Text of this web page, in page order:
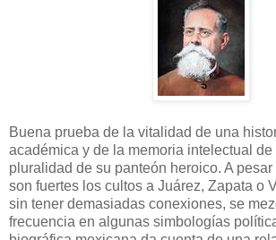
Buena prueba de la vitalidad de una
académica y de la memoria intelectual de
pluralidad de su panteón heroico. A
son fuertes los cultos a Juárez, Zapata o
sin tener demasiadas conexiones, se
frecuencia en algunas simbologías